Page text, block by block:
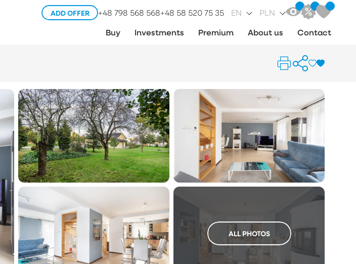
ADD OFFER +48 798 568 568+48 58 520 75 35 EN PLN
Buy Investments Premium About us Contact
ALL PHOTOS